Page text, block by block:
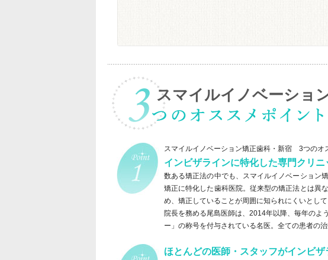
スマイルイノベーショ
スマイルイノベーション矯正歯科・新宿 3つのオ
インビザラインに特化した専門クリニ
数ある矯正法の中でも、スマイルイノベーション
矯正に特化した歯科医院。従来型の矯正法とは異
め、矯正していることが周囲に知られにくいとして
院長を務める尾島医師は、2014年以降、毎年のよ
ー」の称号を付与されている名医。全ての患者の
ほとんどの医師・スタッフがインビ